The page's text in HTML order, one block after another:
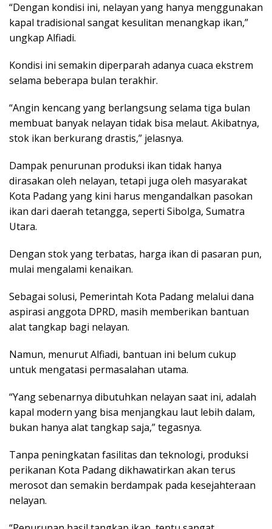
“Dengan kondisi ini, nelayan yang hanya menggunakan
kapal tradisional sangat kesulitan menangkap ikan,”
ungkap Alfiadi.
Kondisi ini semakin diperparah adanya cuaca ekstrem
selama beberapa bulan terakhir.
“Angin kencang yang berlangsung selama tiga bulan
membuat banyak nelayan tidak bisa melaut. Akibatnya,
stok ikan berkurang drastis,” jelasnya.
Dampak penurunan produksi ikan tidak hanya
dirasakan oleh nelayan, tetapi juga oleh masyarakat
Kota Padang yang kini harus mengandalkan pasokan
ikan dari daerah tetangga, seperti Sibolga, Sumatra
Utara.
Dengan stok yang terbatas, harga ikan di pasaran pun,
mulai mengalami kenaikan.
Sebagai solusi, Pemerintah Kota Padang melalui dana
aspirasi anggota DPRD, masih memberikan bantuan
alat tangkap bagi nelayan.
Namun, menurut Alfiadi, bantuan ini belum cukup
untuk mengatasi permasalahan utama.
“Yang sebenarnya dibutuhkan nelayan saat ini, adalah
kapal modern yang bisa menjangkau laut lebih dalam,
bukan hanya alat tangkap saja,” tegasnya.
Tanpa peningkatan fasilitas dan teknologi, produksi
perikanan Kota Padang dikhawatirkan akan terus
merosot dan semakin berdampak pada kesejahteraan
nelayan.